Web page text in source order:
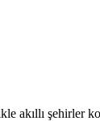
akıllı şehirler